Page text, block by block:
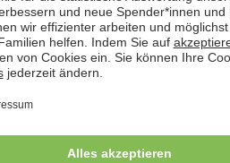
von Ihrer Person,
auf aussagekräftige
abzusehen.
umfassen: